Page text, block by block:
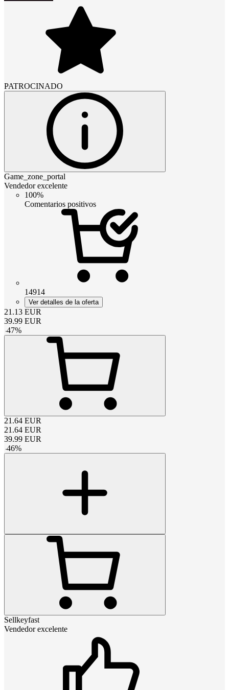
PATROCINADO
Game_zone_portal
Vendedor excelente
100%
Comentarios positivos
14914
Ver detalles de la oferta
21.13 EUR
39.99 EUR
-47%
21.64 EUR
21.64 EUR
39.99 EUR
-46%
Sellkeyfast
Vendedor excelente